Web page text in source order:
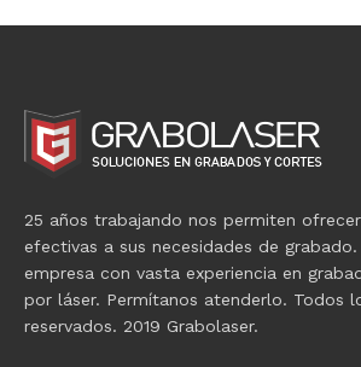
25 años trabajando nos permiten
efectivas a sus necesidades de
empresa con vasta experiencia en
por láser. Permítanos atenderlo. Todos
reservados. 2019 Grabolaser.